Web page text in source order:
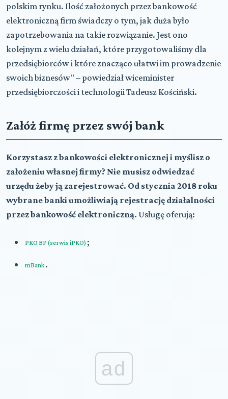
polskim rynku. Ilość założonych przez bankowość
elektroniczną firm świadczy o tym, jak duża było
zapotrzebowania na takie rozwiązanie. Jest ono
kolejnym z wielu działań, które przygotowaliśmy dla
przedsiębiorców i które znacząco ułatwi im prowadzenie
swoich biznesów" – powiedział wiceminister
przedsiębiorczości i technologii Tadeusz Kościński.
Załóż firmę przez swój bank
Korzystasz z bankowości elektronicznej i myślisz o
założeniu własnej firmy? Nie musisz odwiedzać
urzędu żeby ją zarejestrować. Od stycznia 2018 roku
wybrane banki umożliwiają rejestrację działalności
przez bankowość elektroniczną. Usługę oferują:
PKO BP (serwis iPKO) ;
mBank .
ad